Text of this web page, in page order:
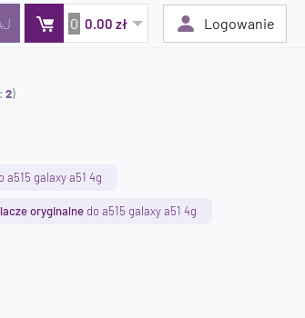
0 0.00 zł Logowanie
2)
a515 galaxy a51 4g
oryginalne do a515 galaxy a51 4g